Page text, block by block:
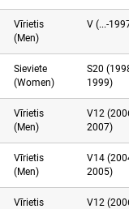
Vīrietis
(Men)
V (...-
Sieviete
(Women)
S20
1999)
Vīrietis
(Men)
V12
2007)
Vīrietis
(Men)
V14
2005)
Vīrietis
V12